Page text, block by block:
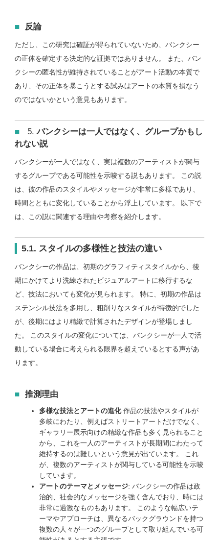
反論
ただし、この研究は確証が得られていないため、バンクシー
の正体を確定する決定的な証拠ではありません。 また、バン
クシーの匿名性が維持されていることがアート活動の本質で
あり、その正体を暴こうとする試みはアートの本質を損なう
のではないかという意見もあります。
5.バンクシーは一人ではなく、グループかもし
れない説
バンクシーが一人ではなく、実は複数のアーティストが関与
するグループである可能性を示唆する説もあります。 この説
は、彼の作品のスタイルやメッセージが非常に多様であり、
時間とともに変化していることから浮上しています。 以下で
は、この説に関連する理由や考察を紹介します。
5.1. スタイルの多様性と技法の違い
バンクシーの作品は、初期のグラフィティスタイルから、後
期にかけてより洗練されたビジュアルアートに移行するな
ど、技法においても変化が見られます。 特に、初期の作品は
ステンシル技法を多用し、粗削りなスタイルが特徴的でした
が、後期にはより精緻で計算されたデザインが登場しまし
た。 このスタイルの変化については、バンクシーが一人で活
動している場合に考えられる限界を超えているとする声があ
ります。
推測理由
多様な技法とアートの進化作品の技法やスタイルが
多岐にわたり、例えばストリートアートだけでなく、
ギャラリー展示向けの精緻な作品も多く見られること
から、これを一人のアーティストが長期間にわたって
維持するのは難しいという意見が出ています。 これ
が、複数のアーティストが関与している可能性を示唆
しています。
アートのテーマとメッセージ: バンクシーの作品は政
治的、社会的なメッセージを強く含んでおり、時には
非常に過激なものもあります。 このような幅広いテ
ーマやアプローチは、異なるバックグラウンドを持つ
複数の人々が一つのグループとして取り組んでいる可